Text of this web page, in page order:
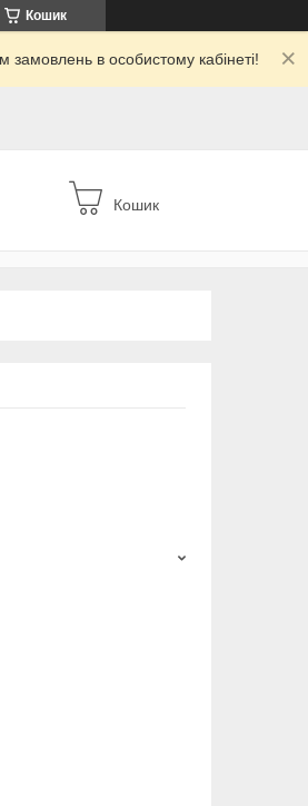
Кошик
замовлень в особистому кабінеті!
Кошик